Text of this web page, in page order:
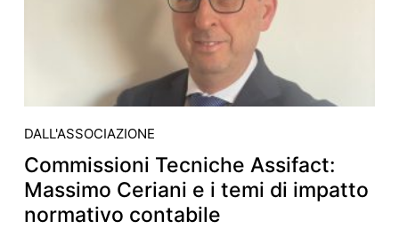
DALL'ASSOCIAZIONE
Commissioni Tecniche Assifact:
Massimo Ceriani e i temi di impatto
normativo contabile